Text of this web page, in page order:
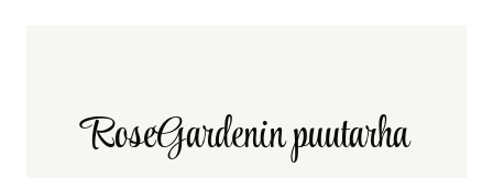
RoseGardenin puutarha